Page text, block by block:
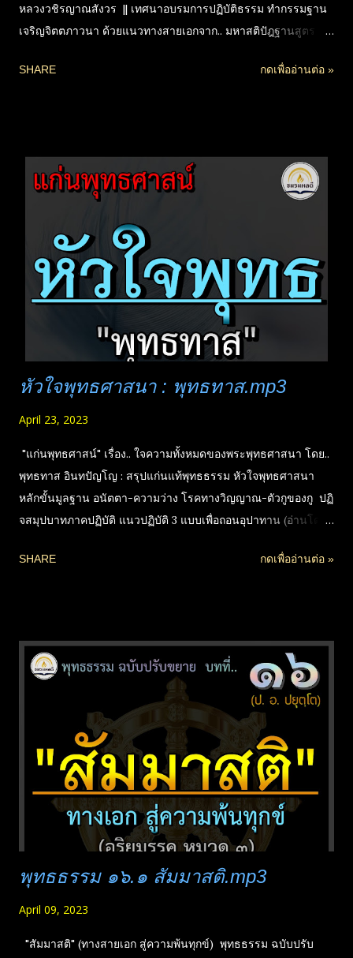
หลวงวชิรญาณสังวร || เทศนาอบรมการปฏิบัติธรรม ทำกรรมฐาน
เจริญจิตตภาวนา ด้วยแนวทางสายเอกจาก.. มหาสติปัฎฐานสูตร
ใจความสำคัญไว้ครบถ้วน เป็นหนังสือแนะแนวปฏิบัติที่ดีที่สุดเล่ม
ลึกซึ้งขึ้นมาก แต่ผู้ไม่มีพื้นฐานหรือพึ่งเริ่มต้น ก็จะเข้าใจได้ไม่ยาก
หากตัดความสงสัยในศัพท์บางคำออก แล้วจับสาระสำคัญ แก่นหลัก
แล้วนะครับ เท่าที่ศึกษามาพอสมควร เห็นชัดเลยว่า.. หากปฏิบัติ
ได้ตามหนังสือเล่มนี้ได้จริง ก็แทบไม่ต้องศึกษาอะไรเพิ่มเติมแล้ว
เพราะเป็นทางหลักทางเดียวสู่ความพ้นทุกข์ แต่การเป็นพหูสูตร
ศึกษาให้มาก สำหรับหลายคน...
SHARE กดเพื่ออ่านต่อ »
หัวใจพุทธศาสนา : พุทธทาส.mp3
April 23, 2023
"แก่นพุทธศาสน์" เรื่อง.. ใจความทั้งหมดของพระพุทธศาสนา โดย..
พุทธทาส อินทปัญโญ : สรุปแก่นแท้พุทธธรรม หัวใจพุทธศาสนา
หลักขั้นมูลฐาน อนัตตา-ความว่าง โรคทางวิญญาณ-ตัวกูของกู ปฏิ
จสมุปบาทภาคปฏิบัติ แนวปฏิบัติ 3 แบบเพื่อถอนอุปาทาน (อ่านโดย..
ไฟล์) 111.8M หัวใจพุทธ แยกหัวข้อ 128k.zip download 276.0M
ต่อ หากต้องการฟังปกติเลือกขนาดเล็ก (128K - บางทีอาจไม่มีเลข
ท้ายชื่อ) || ขนาดเล็กบางเรื่องจะมีให้โหลดสองแบบ คือแยกตอน
ย่อย กับ..รวมทั้งฉบับในไฟล์เดียว (Full) ** กดดาวน์โหลดที่ชื่อ
: ห้ามตัดต่อ ดัดแปลง แก้ไข เผยแพร่ต่อได้ไม่ต้องขออนุญาต แต่
ต้องเพื่อธรรมทานแจกฟรีเท่านั้น || นำลง YouTube ห้ามใส่
โฆษณาชนิดเป็นวีดีโอในเรื่องเด็ดขาด อนุญาต...
SHARE กดเพื่ออ่านต่อ »
พุทธธรรม ๑๖.๑ สัมมาสติ.mp3
April 09, 2023
"สัมมาสติ" (ทางสายเอก สู่ความพ้นทุกข์) พุทธธรรม ฉบับปรับ